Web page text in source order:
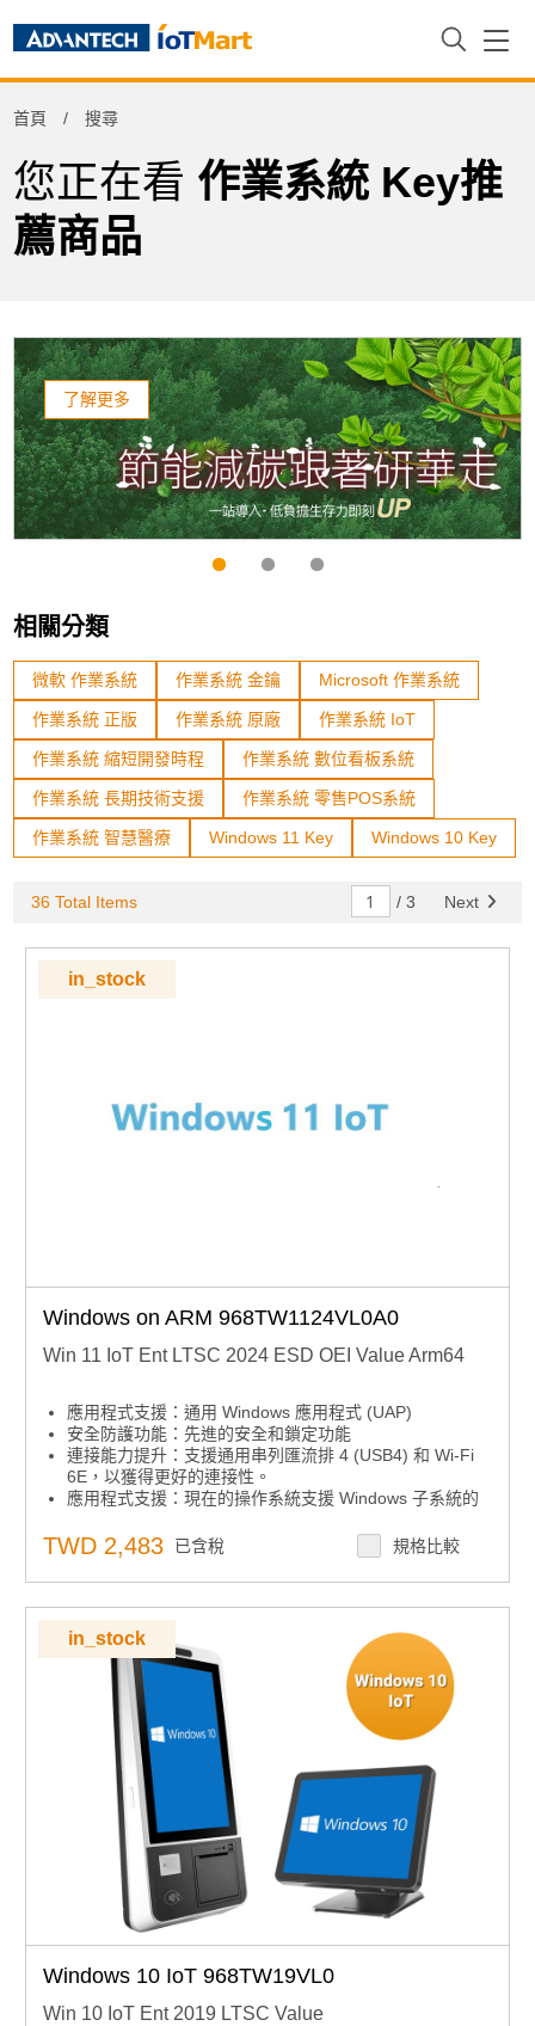
首頁 搜尋
您正在看 作業系統 Key推
薦商品
了解更多
Product Tag
相關分類
微軟 作業系統 作業系統 金鑰 Microsoft 作業系統
作業系統 正版 作業系統 原廠 作業系統 IoT
作業系統 縮短開發時程 作業系統 數位看板系統
作業系統 長期技術支援 作業系統 零售POS系統
作業系統 智慧醫療 Windows 11 Key Windows 10 Key
36 Total Items / 3 Next
in_stock
Windows on ARM 968TW1124VL0A0
Win 11 IoT Ent LTSC 2024 ESD OEI Value Arm64
應用程式支援：通用 Windows 應用程式 (UAP)
安全防護功能：先進的安全和鎖定功能
連接能力提升：支援通用串列匯流排 4 (USB4) 和 Wi-Fi
6E，以獲得更好的連接性。
應用程式支援：現在的操作系統支援 Windows 子系統的
TWD 2,483 已含稅 規格比較
in_stock
Windows 10 IoT 968TW19VL0
Win 10 IoT Ent 2019 LTSC Value